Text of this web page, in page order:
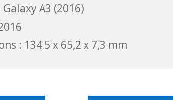
A3 (2016)
: 134,5 x 65,2 x 7,3 mm